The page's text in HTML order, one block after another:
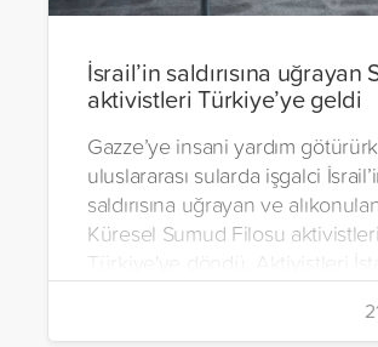
İsrail’in saldırısına uğrayan
aktivistleri Türkiye’ye geldi
Gazze’ye insani yardım
uluslararası sularda işgalci
saldırısına uğrayan ve
Küresel Sumud Filosu aktivistleri
Türkiye'ye döndü. Aktivistleri
Havalimanı’nda binlerce kişi